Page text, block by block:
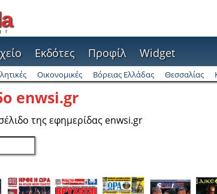
Εκδότες Προφίλ Widget
Οικονομικές Βόρειας Ελλάδας Θεσσαλίας
enwsi.gr
της εφημερίδας enwsi.gr